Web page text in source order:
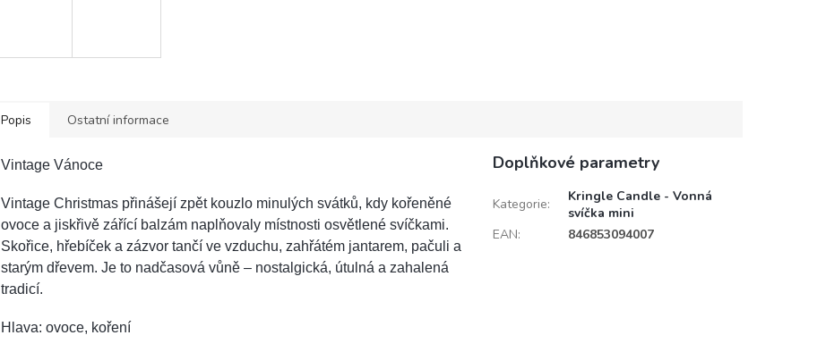
Popis Ostatní informace
Vintage Vánoce
Vintage Christmas přinášejí zpět kouzlo minulých svátků, kdy kořeněné
ovoce a jiskřivě zářící balzám naplňovaly místnosti osvětlené svíčkami.
Skořice, hřebíček a zázvor tančí ve vzduchu, zahřátém jantarem, pačuli a
starým dřevem. Je to nadčasová vůně – nostalgická, útulná a zahalená
tradicí.
Hlava: ovoce, koření
Doplňkové parametry
Kategorie:
Kringle Candle - Vonná
svíčka mini
EAN: 846853094007